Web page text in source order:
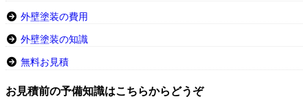
外壁塗装の費用
外壁塗装の知識
無料お見積
お見積前の予備知識はこちらからどうぞ